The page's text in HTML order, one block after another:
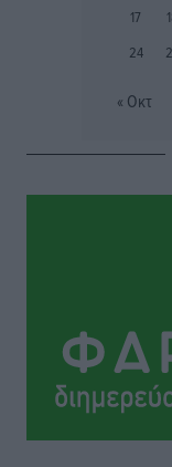
τροχόσπιτα
της ΔΕΘ
Ειδήσεις πριν 23
17
24
« Οκτ